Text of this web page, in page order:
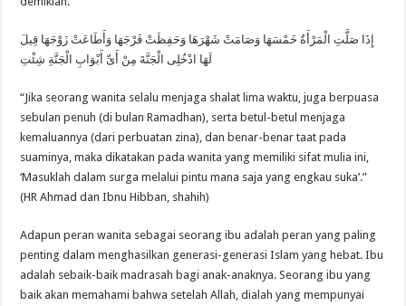
إِذَا صَلَّتِ الْمَرْأَةُ خَمْسَهَا وَصَامَتْ شَهْرَهَا وَحَفِظَتْ فَرْجَهَا وَأَطَاعَتْ زَوْجَهَا قِيلَ
لَهَا ادْخُلِى الْجَنَّةَ مِنْ أَىِّ أَبْوَابِ الْجَنَّةِ شِئْتِ
“Jika seorang wanita selalu menjaga shalat lima waktu, juga berpuasa
sebulan penuh (di bulan Ramadhan), serta betul-betul menjaga
kemaluannya (dari perbuatan zina), dan benar-benar taat pada
suaminya, maka dikatakan pada wanita yang memiliki sifat mulia ini,
‘Masuklah dalam surga melalui pintu mana saja yang engkau suka’.”
(HR Ahmad dan Ibnu Hibban, shahih)
Adapun peran wanita sebagai seorang ibu adalah peran yang paling
penting dalam menghasilkan generasi-generasi Islam yang hebat. Ibu
adalah sebaik-baik madrasah bagi anak-anaknya. Seorang ibu yang
baik akan memahami bahwa setelah Allah, dialah yang mempunyai